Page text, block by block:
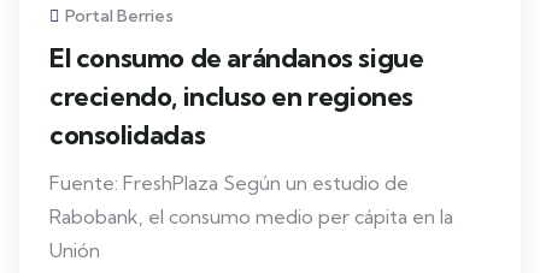
Portal Berries
El consumo de arándanos sigue
creciendo, incluso en regiones
consolidadas
Fuente: FreshPlaza Según un estudio de
Rabobank, el consumo medio per cápita en la
Unión